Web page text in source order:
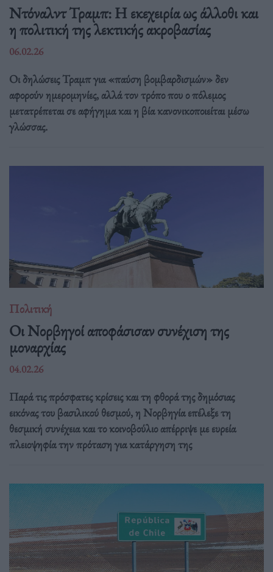
Ντόναλντ Τραμπ: Η εκεχειρία ως άλλοθι και
η πολιτική της λεκτικής ακροβασίας
06.02.26
Οι δηλώσεις Τραμπ για «παύση βομβαρδισμών» δεν
αφορούν ημερομηνίες, αλλά τον τρόπο που ο πόλεμος
μετατρέπεται σε αφήγημα και η βία κανονικοποιείται μέσω
γλώσσας.
Πολιτική
Οι Νορβηγοί αποφάσισαν συνέχιση της
μοναρχίας
04.02.26
Παρά τις πρόσφατες κρίσεις και τη φθορά της δημόσιας
εικόνας του βασιλικού θεσμού, η Νορβηγία επέλεξε τη
θεσμική συνέχεια και το κοινοβούλιο απέρριψε με ευρεία
πλειοψηφία την πρόταση για κατάργηση της